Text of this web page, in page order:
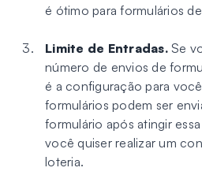
é ótimo para formulários
Limite de Entradas.Se
número de envios de
é a configuração para
formulários podem ser
formulário após atingir
você quiser realizar um
loteria.